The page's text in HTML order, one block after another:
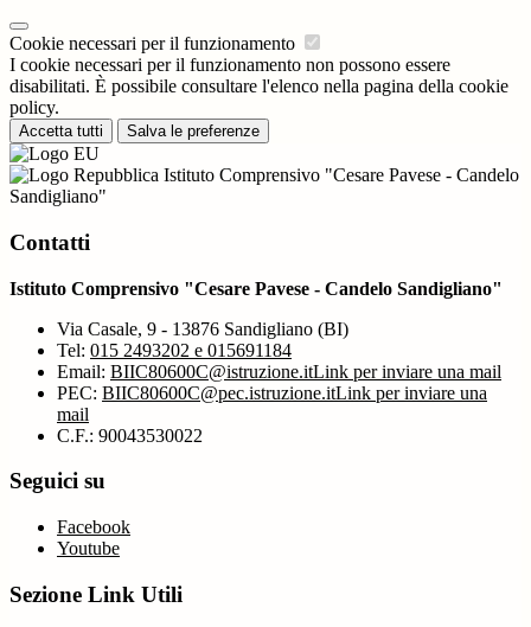
Cookie necessari per il funzionamento
I cookie necessari per il funzionamento non possono essere
disabilitati. È possibile consultare l'elenco nella pagina della cookie
policy.
Accetta tutti Salva le preferenze
Istituto Comprensivo "Cesare Pavese - Candelo
Sandigliano"
Contatti
Istituto Comprensivo "Cesare Pavese - Candelo Sandigliano"
Via Casale, 9 - 13876 Sandigliano (BI)
Tel: 015 2493202 e 015691184
Email: BIIC80600C@istruzione.itLink per inviare una mail
PEC: BIIC80600C@pec.istruzione.itLink per inviare una
mail
C.F.: 90043530022
Seguici su
Facebook
Youtube
Sezione Link Utili